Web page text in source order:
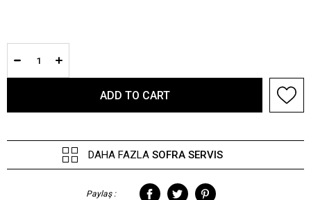
DAHA FAZLA SOFRA SERVIS
Paylaş :